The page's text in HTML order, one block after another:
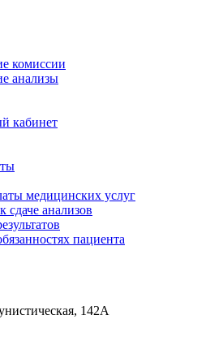
комиссии
анализы
кабинет
медицинских услуг
сдаче анализов
пациента
142А